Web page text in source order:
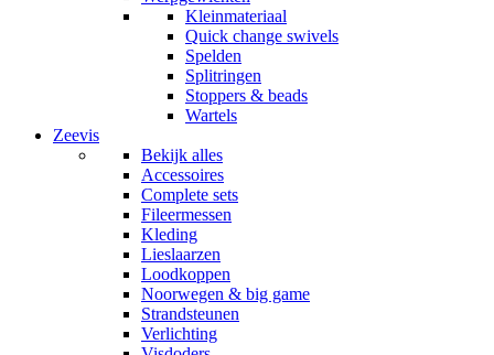
Kleinmateriaal
Quick change swivels
Spelden
Splitringen
Stoppers & beads
Wartels
Zeevis
Bekijk alles
Accessoires
Complete sets
Fileermessen
Kleding
Lieslaarzen
Loodkoppen
Noorwegen & big game
Strandsteunen
Verlichting